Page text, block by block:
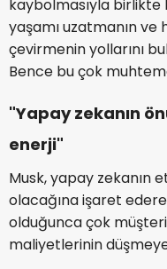
kaybolmasıyla
yaşamı uzatmanın
çevirmenin yollarını
Bence bu çok
"Yapay zekanın
enerji"
Musk, yapay zekanın
olacağına işaret
olduğunca çok müşteri
maliyetlerinin